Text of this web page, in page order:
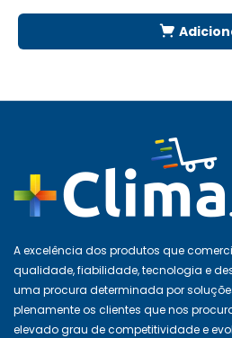
A excelência dos produtos que
qualidade, fiabilidade, tecnologia e
uma procura determinada por
plenamente os clientes que nos
elevado grau de competitividade e